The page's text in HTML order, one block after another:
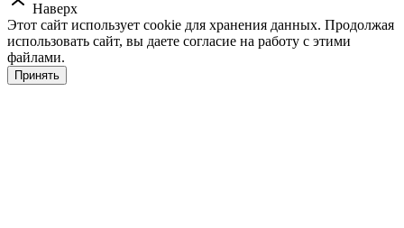
Наверх
Этот сайт использует cookie для хранения данных. Продолжая
использовать сайт, вы даете согласие на работу с этими
файлами.
Принять